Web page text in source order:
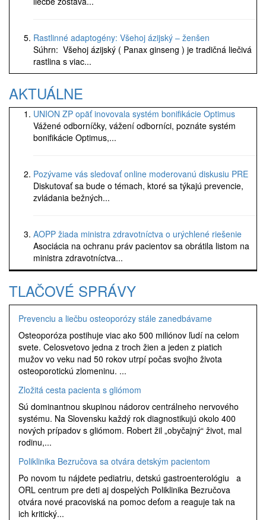
Rastlinné adaptogény: Všehoj ázijský – ženšen
Súhrn: Všehoj ázijský ( Panax ginseng ) je tradičná liečivá
rastlina s viac...
AKTUÁLNE
UNION ZP opäť inovovala systém bonifikácie Optimus
Vážené odborníčky, vážení odborníci, poznáte systém
bonifikácie Optimus,...
Pozývame vás sledovať online moderovanú diskusiu PRE
Diskutovať sa bude o témach, ktoré sa týkajú prevencie,
zvládania bežných...
AOPP žiada ministra zdravotníctva o urýchlené riešenie
Asociácia na ochranu práv pacientov sa obrátila listom na
ministra zdravotníctva...
TLAČOVÉ SPRÁVY
Prevenciu a liečbu osteoporózy stále zanedbávame
Osteoporóza postihuje viac ako 500 miliónov ľudí na celom
svete. Celosvetovo jedna z troch žien a jeden z piatich
mužov vo veku nad 50 rokov utrpí počas svojho života
osteoporotickú zlomeninu. ...
Zložitá cesta pacienta s gliómom
Sú dominantnou skupinou nádorov centrálneho nervového
systému. Na Slovensku každý rok diagnostikujú okolo 400
nových prípadov s gliómom. Robert žil „obyčajný“ život, mal
rodinu,...
Poliklinika Bezručova sa otvára detským pacientom
Po novom tu nájdete pediatriu, detskú gastroenterológiu a
ORL centrum pre deti aj dospelých Poliklinika Bezručova
otvára nové pracoviská na pomoc deťom a reaguje tak na
ich kritický...